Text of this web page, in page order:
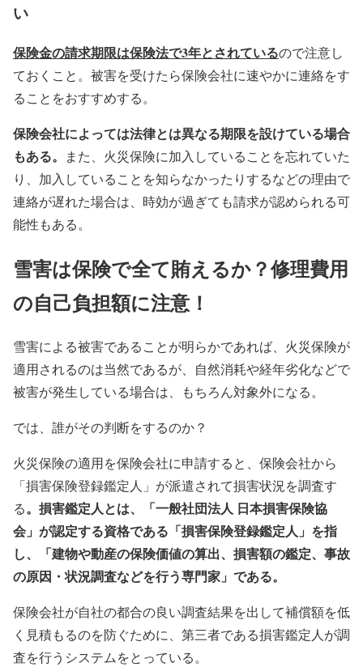
い
保険金の請求期限は保険法で3年とされているので注意し
ておくこと。被害を受けたら保険会社に速やかに連絡をす
ることをおすすめする。
保険会社によっては法律とは異なる期限を設けている場合
もある。
また、火災保険に加入していることを忘れていた
り、加入していることを知らなかったりするなどの理由で
連絡が遅れた場合は、時効が過ぎても請求が認められる可
能性もある。
雪害は保険で全て賄えるか？修理費用
の自己負担額に注意！
雪害による被害であることが明らかであれば、火災保険が
適用されるのは当然であるが、自然消耗や経年劣化などで
被害が発生している場合は、もちろん対象外になる。
では、誰がその判断をするのか？
火災保険の適用を保険会社に申請すると、保険会社から
「損害保険登録鑑定人」が派遣されて損害状況を調査す
る。損害鑑定人とは、「一般社団法人 日本損害保険協
会」が認定する資格である「損害保険登録鑑定人」を指
し、「建物や動産の保険価値の算出、損害額の鑑定、事故
の原因・状況調査などを行う専門家」である。
保険会社が自社の都合の良い調査結果を出して補償額を低
く見積もるのを防ぐために、第三者である損害鑑定人が調
査を行うシステムをとっている。